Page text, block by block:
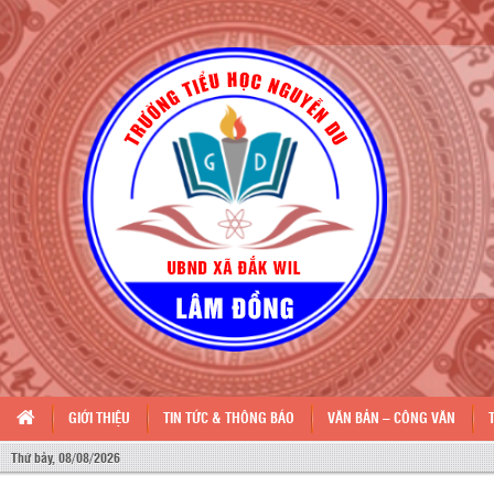
GIỚI THIỆU TIN TỨC & THÔNG BÁO VĂN BẢN – CÔNG VĂN
Thứ bảy, 08/08/2026